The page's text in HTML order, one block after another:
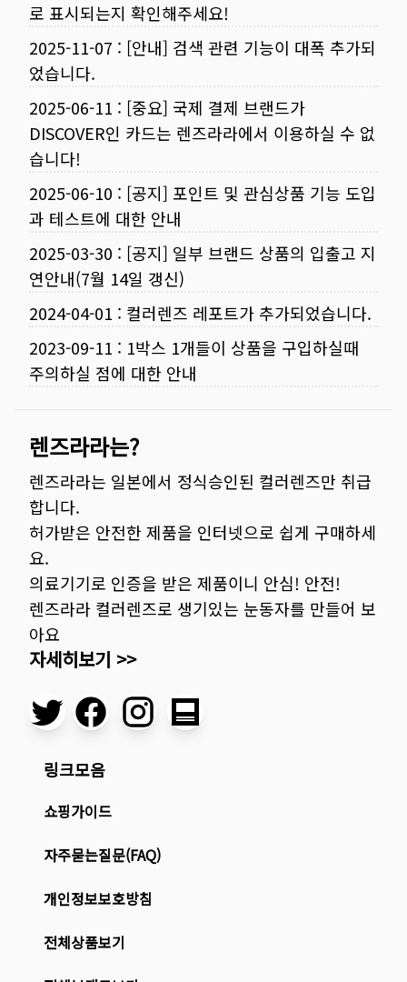
로 표시되는지 확인해주세요!
2025-11-07 : [안내] 검색 관련 기능이 대폭 추가되
었습니다.
2025-06-11 : [중요] 국제 결제 브랜드가
DISCOVER인 카드는 렌즈라라에서 이용하실 수 없
습니다!
2025-06-10 : [공지] 포인트 및 관심상품 기능 도입
과 테스트에 대한 안내
2025-03-30 : [공지] 일부 브랜드 상품의 입출고 지
연안내(7월 14일 갱신)
2024-04-01 : 컬러렌즈 레포트가 추가되었습니다.
2023-09-11 : 1박스 1개들이 상품을 구입하실때
주의하실 점에 대한 안내
렌즈라라는?
렌즈라라는 일본에서 정식승인된 컬러렌즈만 취급
합니다.
허가받은 안전한 제품을 인터넷으로 쉽게 구매하세
요.
의료기기로 인증을 받은 제품이니 안심! 안전!
렌즈라라 컬러렌즈로 생기있는 눈동자를 만들어 보
아요
자세히보기 >>
링크모음
쇼핑가이드
자주묻는질문(FAQ)
개인정보보호방침
전체상품보기